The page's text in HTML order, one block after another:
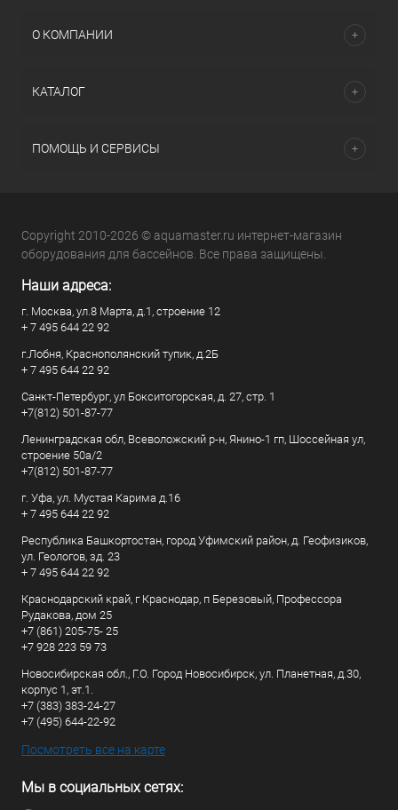
О КОМПАНИИ
КАТАЛОГ
ПОМОЩЬ И СЕРВИСЫ
Copyright 2010-2026 © aquamaster.ru интернет-магазин
оборудования для бассейнов. Все права защищены.
Наши адреса:
г. Москва, ул.8 Марта, д.1, строение 12
+ 7 495 644 22 92
г.Лобня, Краснополянский тупик, д.2Б
+ 7 495 644 22 92
Санкт-Петербург, ул Бокситогорская, д. 27, стр. 1
+7(812) 501-87-77
Ленинградская обл, Всеволожский р-н, Янино-1 гп, Шоссейная ул,
строение 50а/2
+7(812) 501-87-77
г. Уфа, ул. Мустая Карима д.16
+ 7 495 644 22 92
Республика Башкортостан, город Уфимский район, д. Геофизиков,
ул. Геологов, зд. 23
+ 7 495 644 22 92
Краснодарский край, г Краснодар, п Березовый, Профессора
Рудакова, дом 25
+7 (861) 205-75- 25
+7 928 223 59 73
Новосибирская обл., Г.О. Город Новосибирск, ул. Планетная, д.30,
корпус 1, эт.1.
+7 (383) 383-24-27
+7 (495) 644-22-92
Посмотреть все на карте
Мы в социальных сетях: